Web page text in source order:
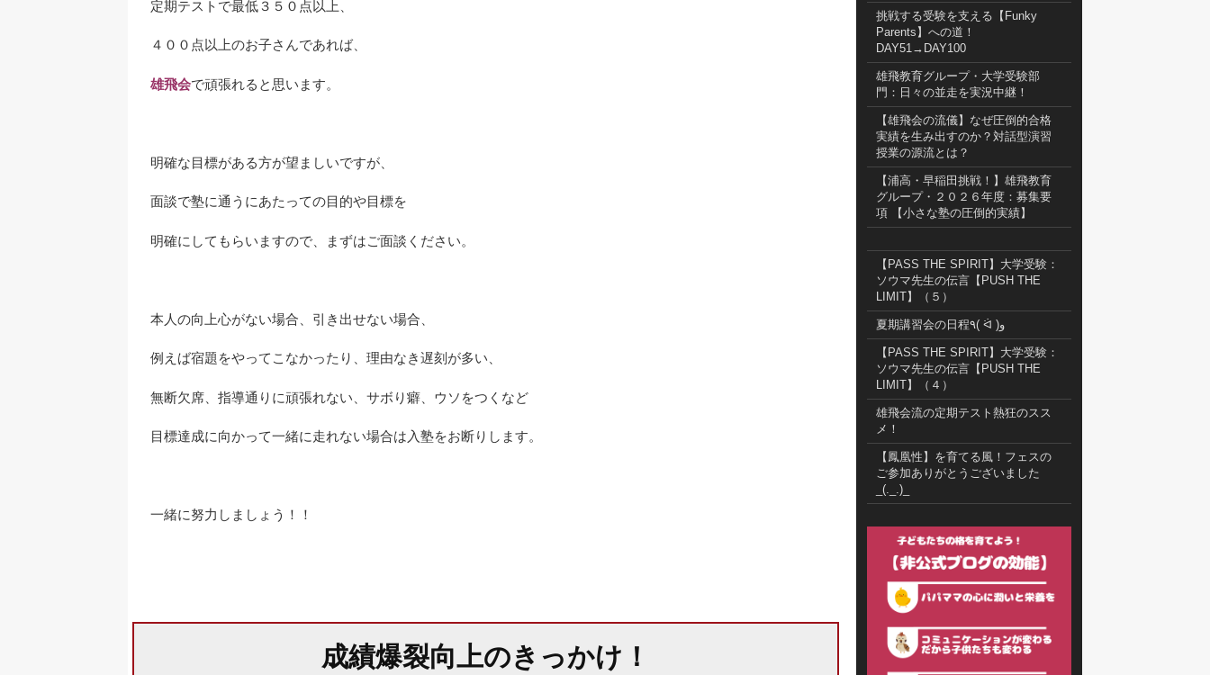
定期テストで最低３５０点以上、
４００点以上のお子さんであれば、
雄飛会で頑張れると思います。
明確な目標がある方が望ましいですが、
面談で塾に通うにあたっての目的や目標を
明確にしてもらいますので、まずはご面談ください。
本人の向上心がない場合、引き出せない場合、
例えば宿題をやってこなかったり、理由なき遅刻が多い、
無断欠席、指導通りに頑張れない、サボり癖、ウソをつくなど
目標達成に向かって一緒に走れない場合は入塾をお断りします。
一緒に努力しましょう！！
成績爆裂向上のきっかけ！
挑戦する受験を支える【Funky
Parents】への道！
DAY51→DAY100
雄飛教育グループ・大学受験部
門：日々の並走を実況中継！
【雄飛会の流儀】なぜ圧倒的合格
実績を生み出すのか？対話型演習
授業の源流とは？
【浦高・早稲田挑戦！】雄飛教育
グループ・２０２６年度：募集要
項 【小さな塾の圧倒的実績】
【PASS THE SPIRIT】大学受験：
ソウマ先生の伝言【PUSH THE
LIMIT】（５）
夏期講習会の日程٩( ᐛ )و
【PASS THE SPIRIT】大学受験：
ソウマ先生の伝言【PUSH THE
LIMIT】（４）
雄飛会流の定期テスト熱狂のスス
メ！
【鳳凰性】を育てる風！フェスの
ご参加ありがとうございました
_(._.)_